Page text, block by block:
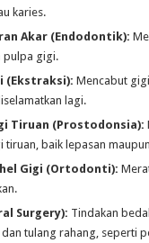
karies.
Akar (Endodontik):
pulpa gigi.
(Ekstraksi): Mencabut
lagi.
Tiruan (Prostodonsia):
tiruan, baik lepasan
Gigi (Ortodonti):
Surgery): Tindakan
tulang rahang, seperti